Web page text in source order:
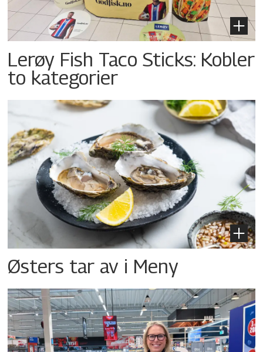
Lerøy Fish Taco Sticks: Kobler
to kategorier
Østers tar av i Meny